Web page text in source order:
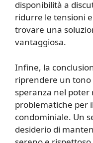
disponibilità a
ridurre le tensioni
trovare una
vantaggiosa.
Infine, la
riprendere un
speranza nel poter
problematiche per
condominiale. Un
desiderio di